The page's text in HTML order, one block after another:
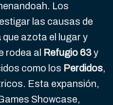
Los
las causas de
que azota el lugar y
rodea al Refugio 63y
como los Perdidos,
Esta expansión,
Showcase,